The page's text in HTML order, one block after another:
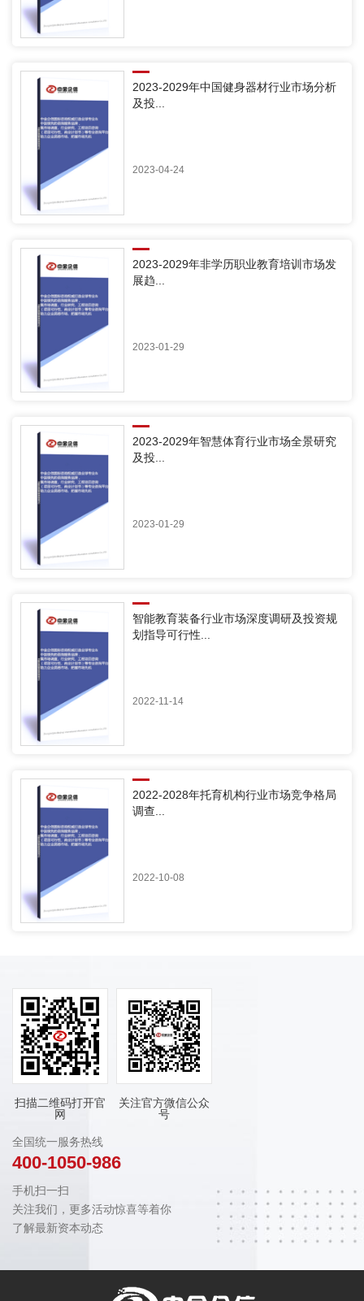
2023-2029年中国健身器材行业市场分析
及投...
2023-04-24
2023-2029年非学历职业教育培训市场发
展趋...
2023-01-29
2023-2029年智慧体育行业市场全景研究
及投...
2023-01-29
智能教育装备行业市场深度调研及投资规
划指导可行性...
2022-11-14
2022-2028年托育机构行业市场竞争格局
调查...
2022-10-08
扫描二维码打开官
网
关注官方微信公众
号
全国统一服务热线
400-1050-986
手机扫一扫
关注我们，更多活动惊喜等着你
了解最新资本动态